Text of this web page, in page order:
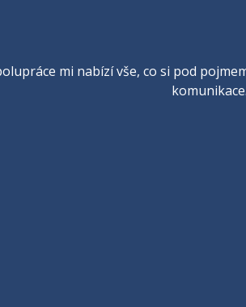
mi nabízí vše, co si pod